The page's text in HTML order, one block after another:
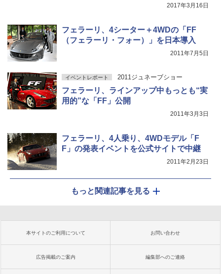
2017年3月16日
フェラーリ、4シーター＋4WDの「FF
（フェラーリ・フォー）」を日本導入
2011年7月5日
イベントレポート 2011ジュネーブショー
フェラーリ、ラインアップ中もっとも“実
用的”な「FF」公開
2011年3月3日
フェラーリ、4人乗り、4WDモデル「F
F」の発表イベントを公式サイトで中継
2011年2月23日
もっと関連記事を見る
本サイトのご利用について お問い合わせ
広告掲載のご案内 編集部へのご連絡